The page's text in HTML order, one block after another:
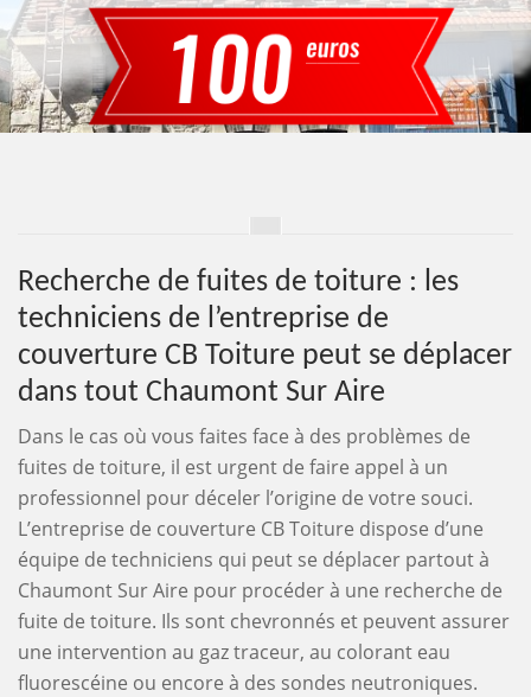
Recherche de fuites de toiture : les
techniciens de l’entreprise de
couverture CB Toiture peut se déplacer
dans tout Chaumont Sur Aire
Dans le cas où vous faites face à des problèmes de
fuites de toiture, il est urgent de faire appel à un
professionnel pour déceler l’origine de votre souci.
L’entreprise de couverture CB Toiture dispose d’une
équipe de techniciens qui peut se déplacer partout à
Chaumont Sur Aire pour procéder à une recherche de
fuite de toiture. Ils sont chevronnés et peuvent assurer
une intervention au gaz traceur, au colorant eau
fluorescéine ou encore à des sondes neutroniques.